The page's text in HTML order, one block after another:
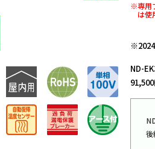
※専用
は使
※2024
ND-
91,500
後